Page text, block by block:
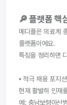
🔎 플랫폼 핵
메디플은 의료계
플랫폼이에요.
특징을 정리하면
⦁ 적극 채용 포지
현재 활발히 인재
예: 충남보령아산